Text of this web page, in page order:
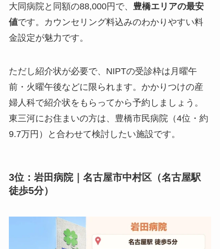
大同病院と同額の88,000円で、 豊橋エリアの最安
値です。カウンセリング料込みのわかりやすい料
金設定が魅力です。
ただし紹介状が必要で、NIPTの受診枠は月曜午
前・火曜午後などに限られます。かかりつけの産
婦人科で紹介状をもらってから予約しましょう。
東三河にお住まいの方は、豊橋市民病院（4位・約
9.7万円）と合わせて検討したい施設です。
3位：岩田病院｜名古屋市中村区（名古屋駅
徒歩5分）